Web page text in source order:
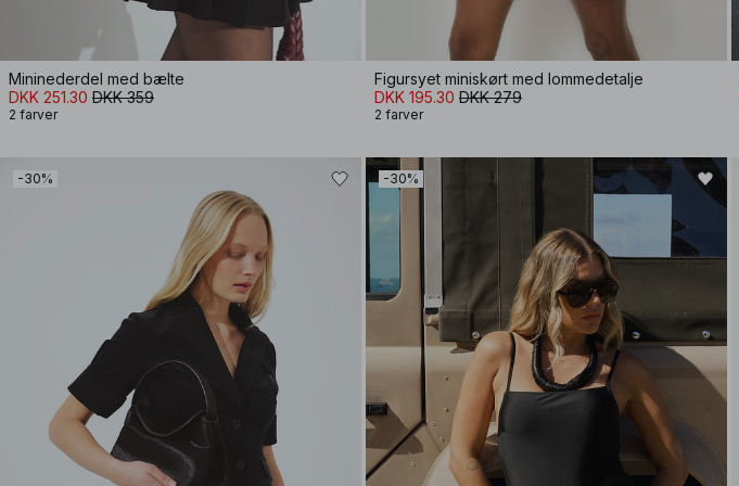
Mininederdel med bælte
DKK 251.30 DKK 359
2 farver
Figursyet miniskørt med lommedetalje
DKK 195.30 DKK 279
2 farver
-30% -30%